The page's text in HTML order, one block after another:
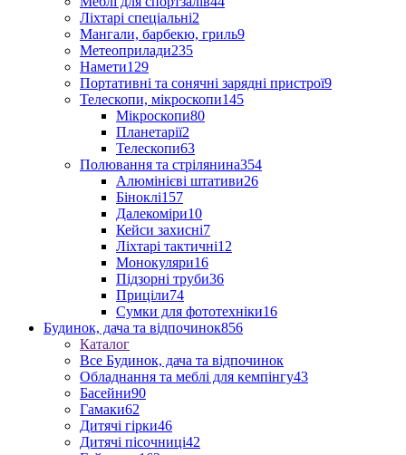
Ліхтарі спеціальні2
Мангали, барбекю, гриль9
Метеоприлади235
Намети129
Портативні та сонячні зарядні пристрої9
Телескопи, мікроскопи145
Мікроскопи80
Планетарії2
Телескопи63
Полювання та стрілянина354
Алюмінієві штативи26
Біноклі157
Далекоміри10
Кейси захисні7
Ліхтарі тактичні12
Монокуляри16
Підзорні труби36
Приціли74
Сумки для фототехніки16
Будинок, дача та відпочинок856
Каталог
Все Будинок, дача та відпочинок
Обладнання та меблі для кемпінгу43
Басейни90
Гамаки62
Дитячі гірки46
Дитячі пісочниці42